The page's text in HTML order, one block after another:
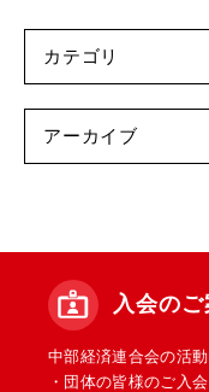
入会のご
中部経済連合会の活
・団体の皆様のご入